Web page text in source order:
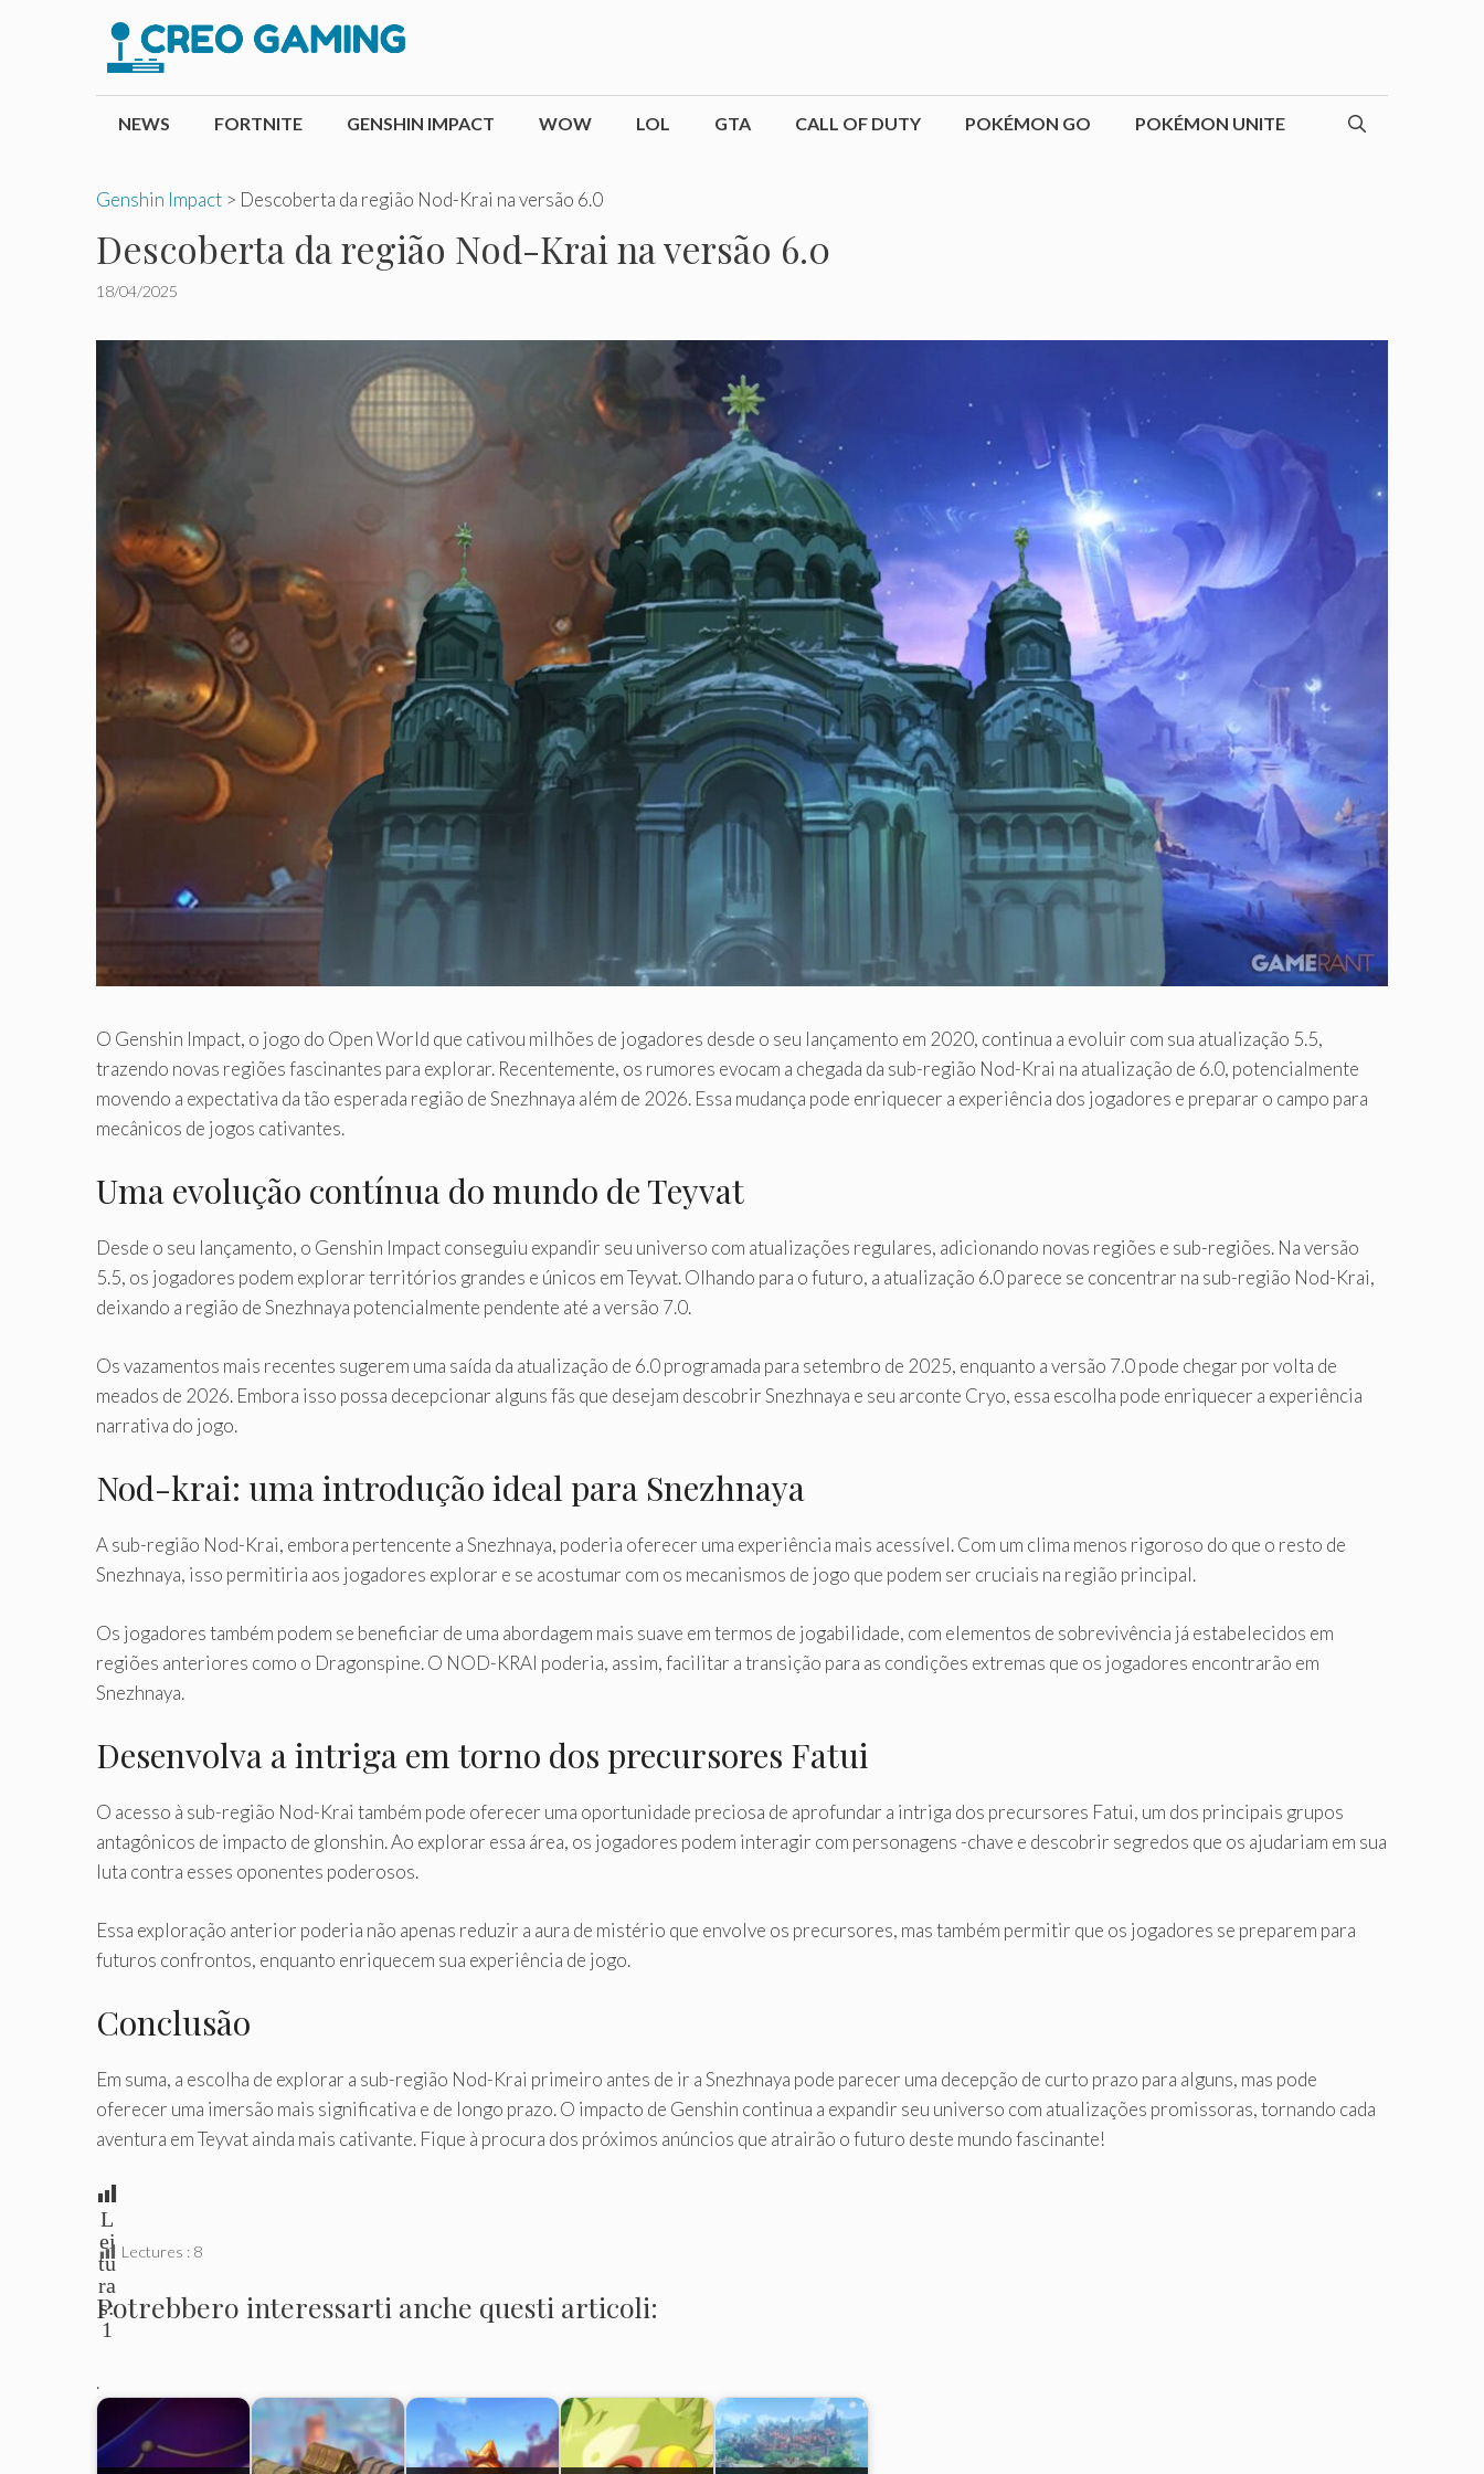
conteúdo
NEWS FORTNITE GENSHIN IMPACT WOW LOL GTA CALL OF DUTY POKÉMON GO POKÉMON UNITE
Genshin Impact > Descoberta da região Nod-Krai na versão 6.0
Descoberta da região Nod-Krai na versão 6.0
18/04/2025
O Genshin Impact, o jogo do Open World que cativou milhões de jogadores desde o seu lançamento em 2020, continua a evoluir com sua atualização 5.5,
trazendo novas regiões fascinantes para explorar. Recentemente, os rumores evocam a chegada da sub-região Nod-Krai na atualização de 6.0, potencialmente
movendo a expectativa da tão esperada região de Snezhnaya além de 2026. Essa mudança pode enriquecer a experiência dos jogadores e preparar o campo para
mecânicos de jogos cativantes.
Uma evolução contínua do mundo de Teyvat
Desde o seu lançamento, o Genshin Impact conseguiu expandir seu universo com atualizações regulares, adicionando novas regiões e sub-regiões. Na versão
5.5, os jogadores podem explorar territórios grandes e únicos em Teyvat. Olhando para o futuro, a atualização 6.0 parece se concentrar na sub-região Nod-Krai,
deixando a região de Snezhnaya potencialmente pendente até a versão 7.0.
Os vazamentos mais recentes sugerem uma saída da atualização de 6.0 programada para setembro de 2025, enquanto a versão 7.0 pode chegar por volta de
meados de 2026. Embora isso possa decepcionar alguns fãs que desejam descobrir Snezhnaya e seu arconte Cryo, essa escolha pode enriquecer a experiência
narrativa do jogo.
Nod-krai: uma introdução ideal para Snezhnaya
A sub-região Nod-Krai, embora pertencente a Snezhnaya, poderia oferecer uma experiência mais acessível. Com um clima menos rigoroso do que o resto de
Snezhnaya, isso permitiria aos jogadores explorar e se acostumar com os mecanismos de jogo que podem ser cruciais na região principal.
Os jogadores também podem se beneficiar de uma abordagem mais suave em termos de jogabilidade, com elementos de sobrevivência já estabelecidos em
regiões anteriores como o Dragonspine. O NOD-KRAI poderia, assim, facilitar a transição para as condições extremas que os jogadores encontrarão em
Snezhnaya.
Desenvolva a intriga em torno dos precursores Fatui
O acesso à sub-região Nod-Krai também pode oferecer uma oportunidade preciosa de aprofundar a intriga dos precursores Fatui, um dos principais grupos
antagônicos de impacto de glonshin. Ao explorar essa área, os jogadores podem interagir com personagens -chave e descobrir segredos que os ajudariam em sua
luta contra esses oponentes poderosos.
Essa exploração anterior poderia não apenas reduzir a aura de mistério que envolve os precursores, mas também permitir que os jogadores se preparem para
futuros confrontos, enquanto enriquecem sua experiência de jogo.
Conclusão
Em suma, a escolha de explorar a sub-região Nod-Krai primeiro antes de ir a Snezhnaya pode parecer uma decepção de curto prazo para alguns, mas pode
oferecer uma imersão mais significativa e de longo prazo. O impacto de Genshin continua a expandir seu universo com atualizações promissoras, tornando cada
aventura em Teyvat ainda mais cativante. Fique à procura dos próximos anúncios que atrairão o futuro deste mundo fascinante!
L
ei
tu
ra
s:
1
Lectures : 8
Potrebbero interessarti anche questi articoli:
.